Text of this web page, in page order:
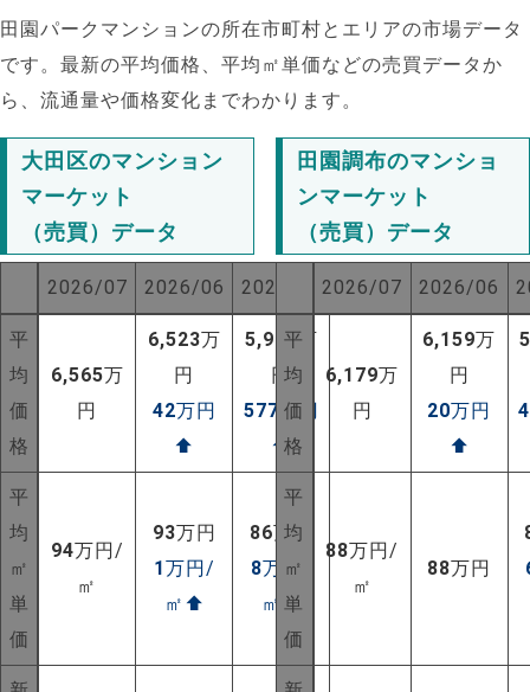
田園パークマンションの所在市町村とエリアの市場データ
です。最新の平均価格、平均㎡単価などの売買データか
ら、流通量や価格変化までわかります。
大田区のマンション
マーケット
（売買）データ
2026/07 2026/06 2025/07
平
均
価
格
6,565万
円
6,523万
円
42万円
⬆
5,988万
円
577 万円
⬆
平
均
㎡
単
価
94万円/
㎡
93万円
1万円/
㎡ ⬆
86万円
8万円/
㎡ ⬆
田園調布のマンショ
ンマーケット
（売買）データ
2026/07 2026/06
平
均
価
格
6,179万
円
6,159万
円
20万円
⬆
平
均
㎡
単
価
88万円/
㎡
88万円